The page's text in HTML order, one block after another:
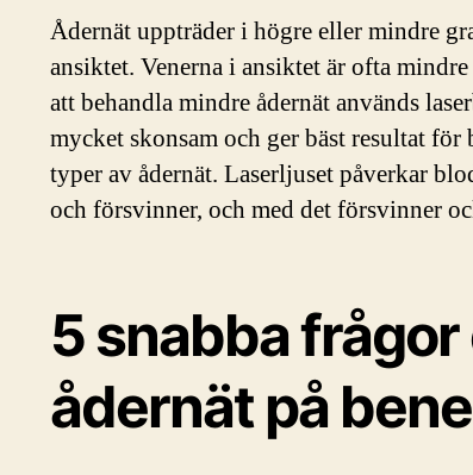
Ådernät uppträder i högre eller mindre
ansiktet. Venerna i ansiktet är ofta
att behandla mindre ådernät används
mycket skonsam och ger bäst resultat
typer av ådernät. Laserljuset påverkar
och försvinner, och med det försvinner
5 snabba frågor
ådernät på